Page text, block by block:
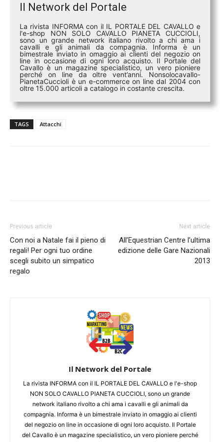
Il Network del Portale
La rivista INFORMA con il IL PORTALE DEL CAVALLO e
l'e-shop NON SOLO CAVALLO PIANETA CUCCIOLI,
sono un grande network italiano rivolto a chi ama i
cavalli e gli animali da compagnia. Informa è un
bimestrale inviato in omaggio ai clienti del negozio on
line in occasione di ogni loro acquisto. Il Portale del
Cavallo è un magazine specialistico, un vero pioniere
perché on line da oltre vent’anni. Nonsolocavallo-
PianetaCuccioli è un e-commerce on line dal 2004 con
oltre 15.000 articoli a catalogo in costante crescita.
TAGS Attacchi
Previous article
Con noi a Natale fai il pieno di
regali! Per ogni tuo ordine
scegli subito un simpatico
regalo
Next article
All’Equestrian Centre l’ultima
edizione delle Gare Nazionali
2013
Il Network del Portale
La rivista INFORMA con il IL PORTALE DEL CAVALLO e l'e-shop
NON SOLO CAVALLO PIANETA CUCCIOLI, sono un grande
network italiano rivolto a chi ama i cavalli e gli animali da
compagnia. Informa è un bimestrale inviato in omaggio ai clienti
del negozio on line in occasione di ogni loro acquisto. Il Portale
del Cavallo è un magazine specialistico, un vero pioniere perché